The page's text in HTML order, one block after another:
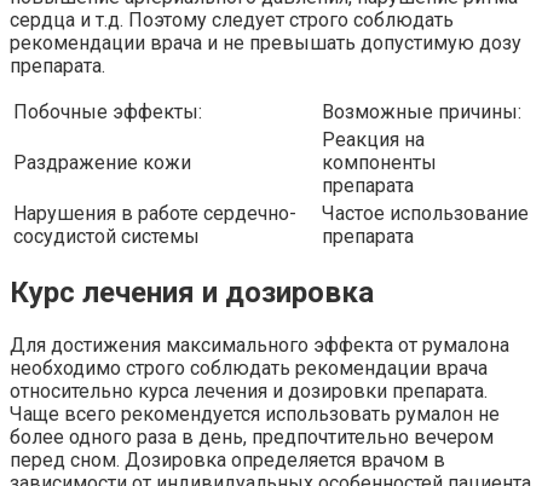
сердца и т.д. Поэтому следует строго соблюдать
рекомендации врача и не превышать допустимую дозу
препарата.
Побочные эффекты:
Возможные причины:
Раздражение кожи
Реакция на
компоненты
препарата
Нарушения в работе сердечно-
сосудистой системы
Частое использование
препарата
Курс лечения и дозировка
Для достижения максимального эффекта от румалона
необходимо строго соблюдать рекомендации врача
относительно курса лечения и дозировки препарата.
Чаще всего рекомендуется использовать румалон не
более одного раза в день, предпочтительно вечером
перед сном. Дозировка определяется врачом в